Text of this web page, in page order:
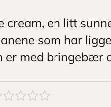
cream, en litt
som har
er med bringebær
5stjerner